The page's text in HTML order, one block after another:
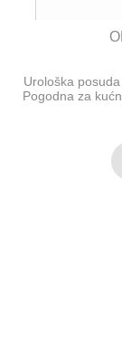
Urološka
Pogodna za